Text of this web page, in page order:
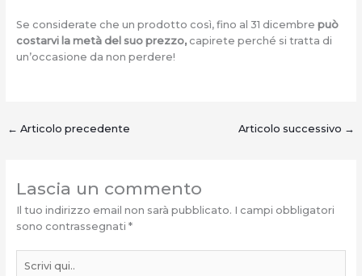
Se considerate che un prodotto così, fino al 31 dicembre può
costarvi la metà del suo prezzo,capirete perché si tratta di
un’occasione da non perdere!
← Articolo precedente Articolo successivo →
Lascia un commento
Il tuo indirizzo email non sarà pubblicato. I campi obbligatori
sono contrassegnati *
qui..